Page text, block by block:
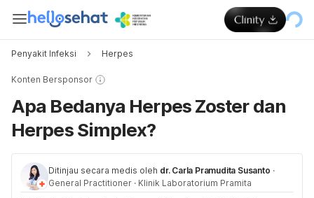
Penyakit Infeksi Herpes
Konten Bersponsor
Apa Bedanya Herpes Zoster dan
Herpes Simplex?
Ditinjau secara medis oleh dr. Carla Pramudita Susanto ·
General Practitioner · Klinik Laboratorium Pramita